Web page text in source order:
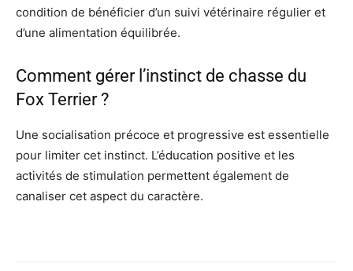
condition de bénéficier d’un suivi vétérinaire régulier et
d’une alimentation équilibrée.
Comment gérer l’instinct de chasse du
Fox Terrier ?
Une socialisation précoce et progressive est essentielle
pour limiter cet instinct. L’éducation positive et les
activités de stimulation permettent également de
canaliser cet aspect du caractère.